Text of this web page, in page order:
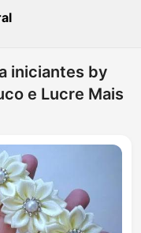
iniciantes by
e Lucre Mais